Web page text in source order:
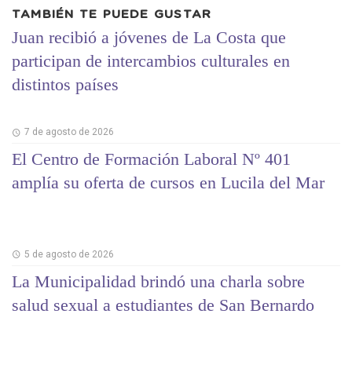
TAMBIÉN TE PUEDE GUSTAR
Juan recibió a jóvenes de La Costa que
participan de intercambios culturales en
distintos países
7 de agosto de 2026
El Centro de Formación Laboral Nº 401
amplía su oferta de cursos en Lucila del Mar
5 de agosto de 2026
La Municipalidad brindó una charla sobre
salud sexual a estudiantes de San Bernardo